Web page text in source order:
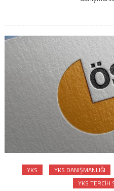
YKS YKS DANIŞMANLIĞI
YKS TERCIH